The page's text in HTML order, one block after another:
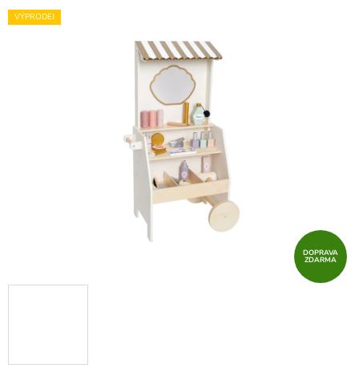
produktu
VÝPRODEJ
DOPRAVA
ZDARMA